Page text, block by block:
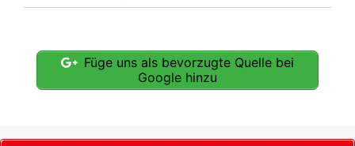
Füge uns als bevorzugte Quelle bei
Google hinzu